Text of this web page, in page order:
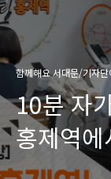
함께해요 서대문/기자
10분 자
홍제역